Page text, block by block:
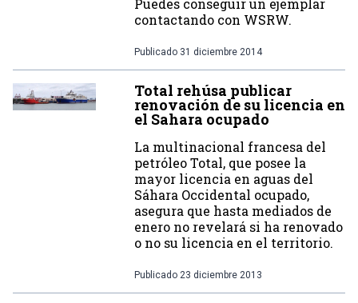
Puedes conseguir un ejemplar
contactando con WSRW.
Publicado 31 diciembre 2014
Total rehúsa publicar
renovación de su licencia en
el Sahara ocupado
La multinacional francesa del
petróleo Total, que posee la
mayor licencia en aguas del
Sáhara Occidental ocupado,
asegura que hasta mediados de
enero no revelará si ha renovado
o no su licencia en el territorio.
Publicado 23 diciembre 2013